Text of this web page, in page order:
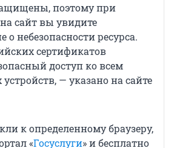
поэтому при
сайт вы увидите
о небезопасности ресурса.
сертификатов
доступ ко всем
— указано на сайте
к определенному браузеру,
«Госуслуги» и бесплатно